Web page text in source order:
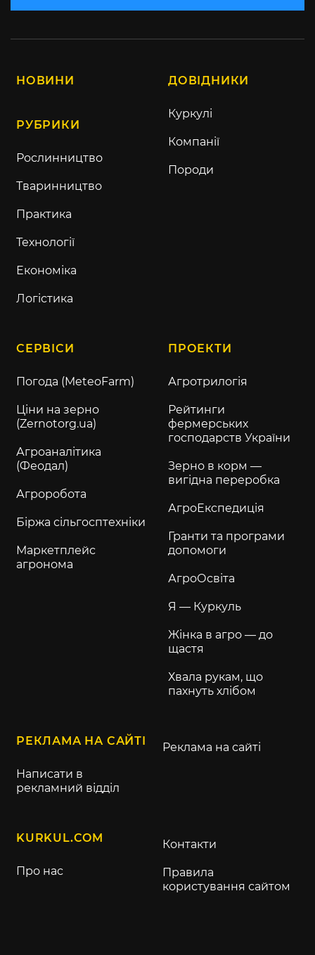
НОВИНИ
РУБРИКИ
Рослинництво
Тваринництво
Практика
Технології
Економіка
Логістика
ДОВІДНИКИ
Куркулі
Компанії
Породи
СЕРВІСИ
Погода (MeteoFarm)
Ціни на зерно
(Zernotorg.ua)
Агроаналітика
(Феодал)
Агроробота
Біржа сільгосптехніки
Маркетплейс
агронома
ПРОЕКТИ
Агротрилогія
Рейтинги
фермерських
господарств України
Зерно в корм —
вигідна переробка
АгроЕкспедиція
Гранти та програми
допомоги
АгроОсвіта
Я — Куркуль
Жінка в агро — до
щастя
Хвала рукам, що
пахнуть хлібом
РЕКЛАМА НА САЙТІ
Написати в
рекламний відділ
Реклама на сайті
KURKUL.COM
Про нас
Контакти
Правила
користування сайтом